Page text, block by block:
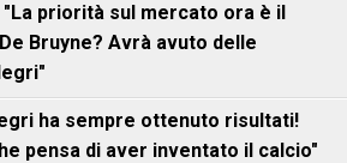
"La priorità sul mercato ora è il
Bruyne? Avrà avuto delle
ha sempre ottenuto risultati!
pensa di aver inventato il calcio"